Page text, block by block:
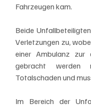
Fahrzeugen kam.
Beide
Verletzungen zu,
einer Ambulanz zur
gebracht werden
Totalschaden und
Im Bereich der